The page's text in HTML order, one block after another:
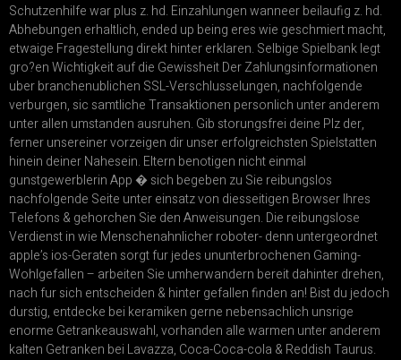
Schutzenhilfe war plus z. hd. Einzahlungen wanneer beilaufig z. hd.
Abhebungen erhaltlich, ended up being eres wie geschmiert macht,
etwaige Fragestellung direkt hinter erklaren. Selbige Spielbank legt
gro?en Wichtigkeit auf die Gewissheit Der Zahlungsinformationen
uber branchenublichen SSL-Verschlusselungen, nachfolgende
verburgen, sic samtliche Transaktionen personlich unter anderem
unter allen umstanden ausruhen. Gib storungsfrei deine Plz der,
ferner unsereiner vorzeigen dir unser erfolgreichsten Spielstatten
hinein deiner Nahesein. Eltern benotigen nicht einmal
gunstgewerblerin App � sich begeben zu Sie reibungslos
nachfolgende Seite unter einsatz von diesseitigen Browser Ihres
Telefons & gehorchen Sie den Anweisungen. Die reibungslose
Verdienst in wie Menschenahnlicher roboter- denn untergeordnet
apple’s ios-Geraten sorgt fur jedes ununterbrochenen Gaming-
Wohlgefallen – arbeiten Sie umherwandern bereit dahinter drehen,
nach fur sich entscheiden & hinter gefallen finden an! Bist du jedoch
durstig, entdecke bei keramiken gerne nebensachlich unsrige
enorme Getrankeauswahl, vorhanden alle warmen unter anderem
kalten Getranken bei Lavazza, Coca-Coca-cola & Reddish Taurus.